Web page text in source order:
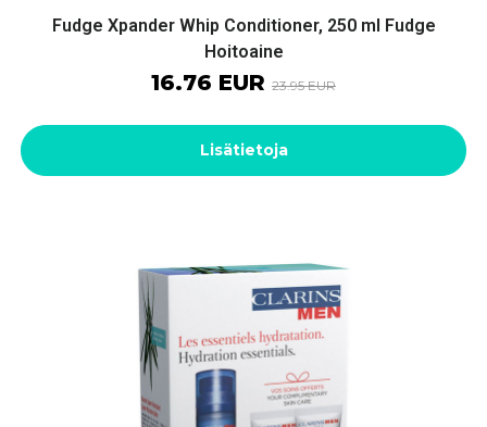
Fudge Xpander Whip Conditioner, 250 ml Fudge
Hoitoaine
16.76 EUR 23.95 EUR
Lisätietoja